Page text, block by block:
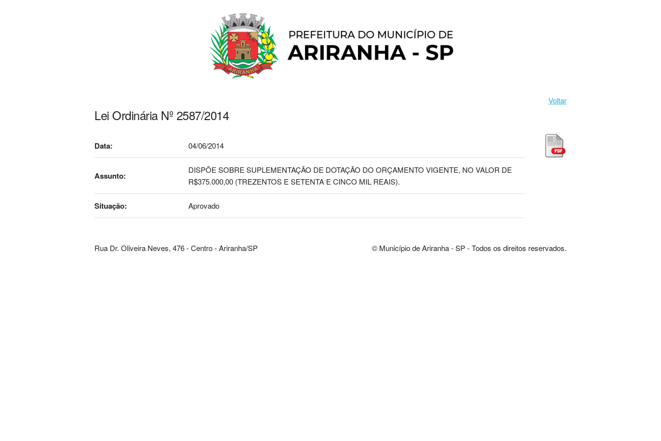
Voltar
Lei Ordinária Nº 2587/2014
Data: 04/06/2014
Assunto:
DISPÕE SOBRE SUPLEMENTAÇÃO DE DOTAÇÃO DO ORÇAMENTO VIGENTE, NO VALOR DE
R$375.000,00 (TREZENTOS E SETENTA E CINCO MIL REAIS).
Situação: Aprovado
Rua Dr. Oliveira Neves, 476 - Centro - Ariranha/SP © Município de Ariranha - SP - Todos os direitos reservados.